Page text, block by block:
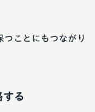
ことにもつながり
る